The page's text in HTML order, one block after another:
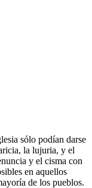
sólo podían darse
la lujuria, y el
y el cisma con
en aquellos
de los pueblos.